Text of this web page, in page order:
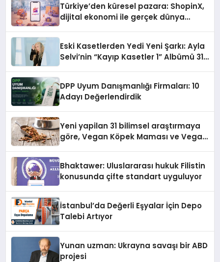
Türkiye’den küresel pazara: ShopinX,
dijital ekonomi ile gerçek dünya
Eski Kasetlerden Yedi Yeni Şarkı: Ayla
Selvi’nin “Kayıp Kasetler 1” Albümü 31
DPP Uyum Danışmanlığı Firmaları: 10
Adayı Değerlendirdik
Yeni yapilan 31 bilimsel araştırmaya
göre, Vegan Köpek Maması ve Vegan
Bhaktawer: Uluslararası hukuk Filistin
konusunda çifte standart uyguluyor
İstanbul’da Değerli Eşyalar İçin Depo
Talebi Artıyor
Yunan uzman: Ukrayna savaşı bir ABD
projesi